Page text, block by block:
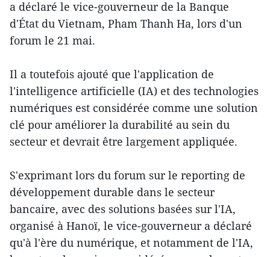
a déclaré le vice-gouverneur de la Banque
d'État du Vietnam, Pham Thanh Ha, lors d'un
forum le 21 mai.
Il a toutefois ajouté que l'application de
l'intelligence artificielle (IA) et des technologies
numériques est considérée comme une solution
clé pour améliorer la durabilité au sein du
secteur et devrait être largement appliquée.
S'exprimant lors du forum sur le reporting de
développement durable dans le secteur
bancaire, avec des solutions basées sur l'IA,
organisé à Hanoï, le vice-gouverneur a déclaré
qu'à l'ère du numérique, et notamment de l'IA,